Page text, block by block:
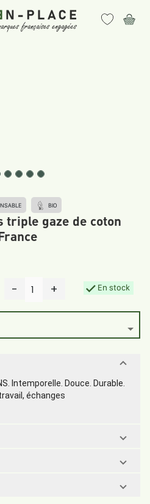
BIO
triple gaze de coton
- 1 + En stock
Intemporelle. Douce. Durable.
échanges